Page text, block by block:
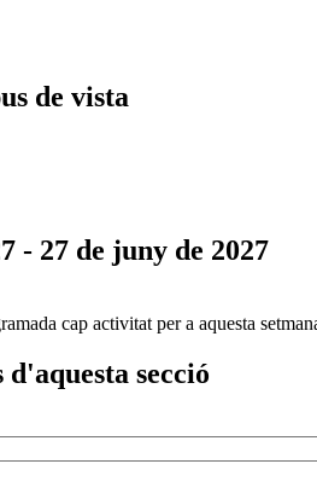
de vista
- 27 de juny de 2027
cap activitat per a aquesta
secció